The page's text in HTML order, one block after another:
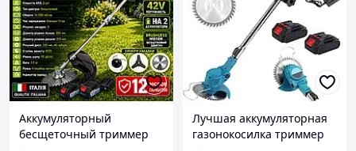
Аккумуляторный
бесщеточный триммер
Лучшая аккумуляторная
газонокосилка триммер